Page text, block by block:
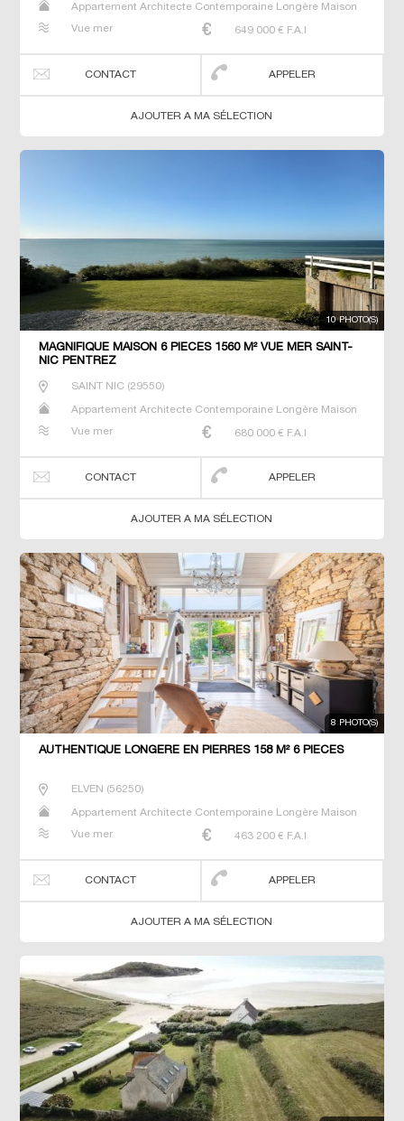
Appartement Architecte Contemporaine Longère Maison
Vue mer
649 000 € F.A.I
CONTACT APPELER
AJOUTER A MA SÉLECTION
10 PHOTO(S)
MAGNIFIQUE MAISON 6 PIECES 1560 M² VUE MER SAINT-
NIC PENTREZ
SAINT NIC(29550)
Appartement Architecte Contemporaine Longère Maison
Vue mer
680 000 € F.A.I
CONTACT APPELER
AJOUTER A MA SÉLECTION
8 PHOTO(S)
AUTHENTIQUE LONGERE EN PIERRES 158 M² 6 PIECES
ELVEN (56250)
Appartement Architecte Contemporaine Longère Maison
Vue mer
463 200 € F.A.I
CONTACT APPELER
AJOUTER A MA SÉLECTION